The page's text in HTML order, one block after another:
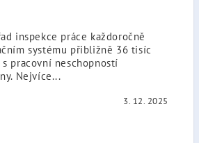
inspekce práce každoročně
systému přibližně 36 tisíc
pracovní neschopností
Nejvíce...
3. 12. 2025